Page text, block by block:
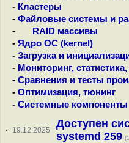
- Кластеры
- Файловые системы и
-
RAID массивы
- Ядро ОС (kernel)
- Загрузка и
- Мониторинг,
- Сравнения и тесты
- Оптимизация, тюнинг
- Системные компоненты
· 19.12.2025
Доступен
systemd 259